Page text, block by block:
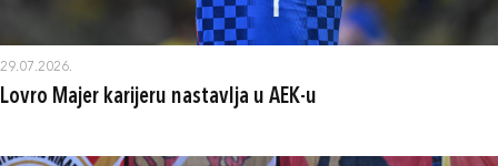
29.07.2026.
Lovro Majer karijeru nastavlja u AEK-u